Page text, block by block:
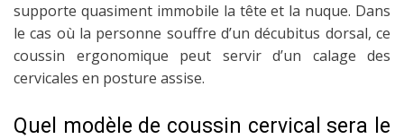
supporte quasiment immobile la tête et la nuque. Dans
le cas où la personne souffre d’un décubitus dorsal, ce
coussin ergonomique peut servir d’un calage des
cervicales en posture assise.
Quel modèle de coussin cervical sera le